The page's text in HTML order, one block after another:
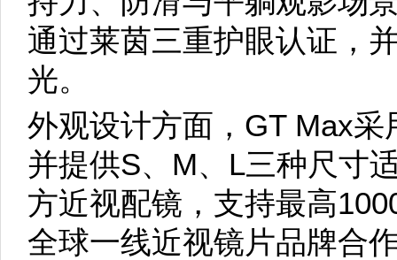
通过莱茵三重护眼认证，
光。
外观设计方面，GT Max
并提供S、M、L三种尺寸
方近视配镜，支持最高
全球一线近视镜片品牌合